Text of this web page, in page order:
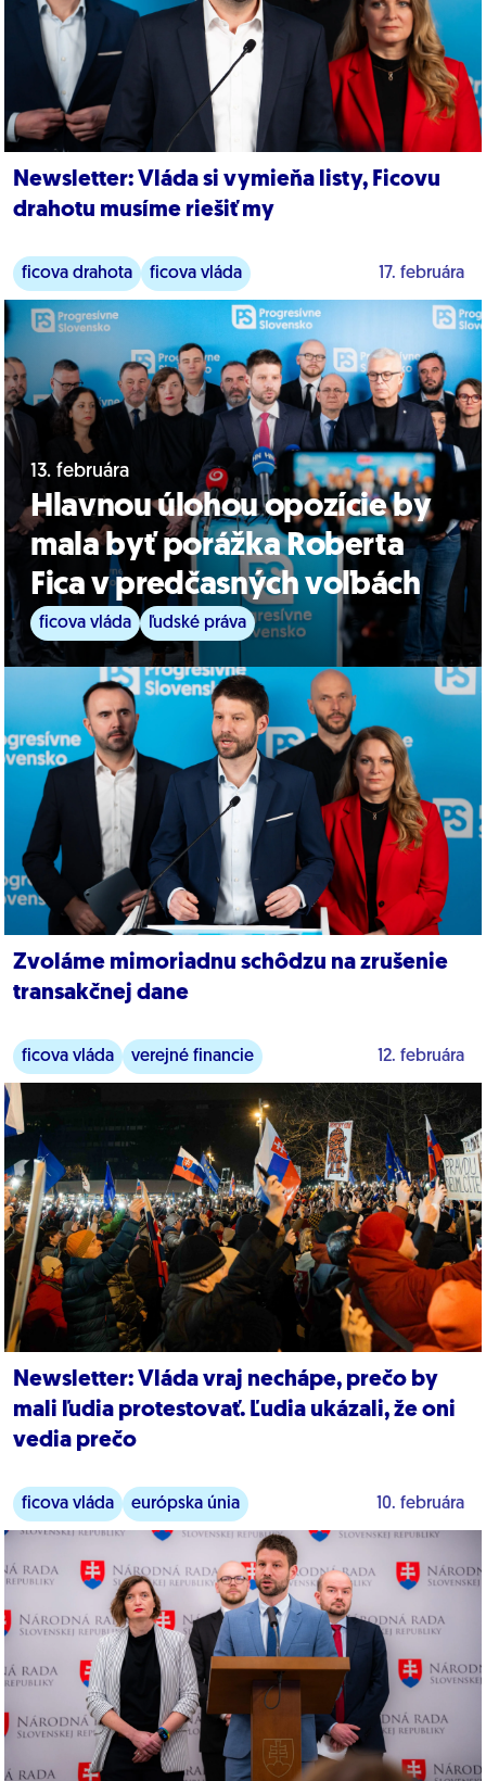
Newsletter: Vláda si vymieňa listy, Ficovu
drahotu musíme riešiť my
ficova drahota ficova vláda 17. februára
13. februára
Hlavnou úlohou opozície by
mala byť porážka Roberta
Fica v predčasných voľbách
ficova vláda ľudské práva
Zvoláme mimoriadnu schôdzu na zrušenie
transakčnej dane
ficova vláda verejné financie 12. februára
Newsletter: Vláda vraj nechápe, prečo by
mali ľudia protestovať. Ľudia ukázali, že oni
vedia prečo
ficova vláda európska únia 10. februára